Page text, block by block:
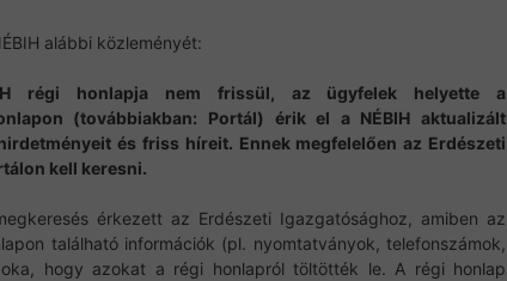
alábbi közleményét:
régi honlapja nem frissül, az ügyfelek helyette a
(továbbiakban: Portál) érik el a NÉBIH aktualizált
és friss híreit. Ennek megfelelően az Erdészeti
kell keresni.
érkezett az Erdészeti Igazgatósághoz, amiben az
található információk (pl. nyomtatványok, telefonszámok,
hogy azokat a régi honlapról töltötték le. A régi honlap